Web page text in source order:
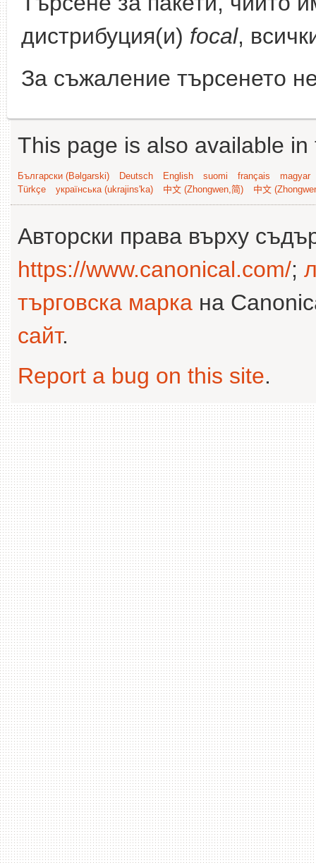
дистрибуция(и) focal,
За съжаление търсенето
This page is also available
Български (Bəlgarski) Deutsch English suomi français
magyar
Türkçe
українська (ukrajins'ka) 中文 (Zhongwen,简) 中文
Авторски права върху
https://www.canonical.com/;
търговска марка на
сайт.
Report a bug on this site.